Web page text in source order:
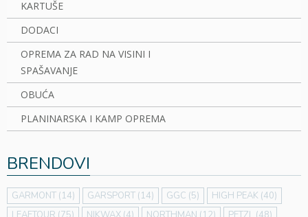
KARTUŠE
DODACI
OPREMA ZA RAD NA VISINI I
SPAŠAVANJE
OBUĆA
PLANINARSKA I KAMP OPREMA
BRENDOVI
GARMONT (14) GARSPORT (14) GGC (5) HIGH PEAK (40)